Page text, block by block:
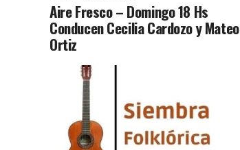
Aire Fresco – Domingo 18 Hs
Conducen Cecilia Cardozo y Mateo
Ortiz